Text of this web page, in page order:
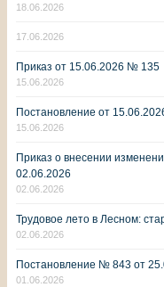
18.06.2026
17.06.2026
Приказ от 15.06.2026 № 135
15.06.2026
Постановление от
15.06.2026
Приказ о внесении
02.06.2026
02.06.2026
Трудовое лето в Лесном:
02.06.2026
Постановление № 843 от
01.06.2026